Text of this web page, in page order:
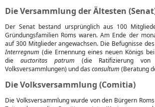
Die Versammlung der Ältesten
Der Senat bestand ursprünglich aus 100
Gründungsfamilien Roms waren. Am Ende der
auf 300 Mitglieder angewachsen. Die Befugnisse
Interregnum (die Ernennung eines neuen Königs
die auctoritas patrum (die Ratifizierung von
Volksversammlungen) und das consultum (Beratung
Die Volksversammlung (Comitia)
Die Volksversammlung wurde von den Bürgern